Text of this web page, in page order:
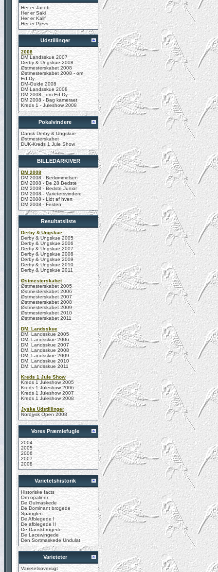
Her er Jacob
Her er Saki
Her er Kalif
Her er Pjevs
Udstillinger
2008
DM Landsskue 2007
Derby & Ungskue 2008
Østmesterskabet 2008
Østmesterskabet 2008 - om
Ed.Dy
DM-Guide 2008
DM Landsskue 2008
DM 2008 - om Ed.Dy
DM 2008 - Bag kameraet
Kreds 1 - Juleshow 2008
Pokalvindere
Dansk Derby & Ungskue
Østmesterskabet
DUK-Kreds 1 Jule Show
BILLEDARKIVER
DM 2008
DM 2008 - Bedømmelsen
DM 2008 - De 28 Bedste
DM 2008 - Bedste Junior
DM 2008 - Varietetsvindere
DM 2008 - Lidt af hvert
DM 2008 - Festen
Resultatsliste
Derby & Ungskue
Derby & Ungskue 2005
Derby & Ungskue 2006
Derby & Ungskue 2007
Derby & Ungskue 2008
Derby & Ungskue 2009
Derby & Ungskue 2010
Derby & Ungskue 2011
Østmesterskabet
Østmesterskabet 2005
Østmesterskabet 2006
Østmesterskabet 2007
Østmesterskabet 2008
Østmesterskabet 2009
Østmesterskabet 2010
Østmesterskabet 2011
DM. Landsskue
DM. Landsskue 2005
DM. Landsskue 2006
DM. Landsskue 2007
DM. Landsskue 2008
DM. Landsskue 2009
DM. Landsskue 2010
DM. Landsskue 2011
Kreds 1 Jule Show
Kreds 1 Juleshow 2005
Kreds 1 Juleshow 2006
Kreds 1 Juleshow 2007
Kreds 1 Juleshow 2008
Jyske Udstillinger
Nordjysk Open 2008
Vores Præmiefugle
2004
2005
2006
2007
2008
Varietetshistorik
Historiske facts
Om opaliner
De Gulmaskede
De Dominant brogede
Spanglen
De Afblegede I
De afblegede II
De Danskbrogede
De Lacewingede
Den Sortmaskede Undulat
Varieteter
Varietetsoversigt